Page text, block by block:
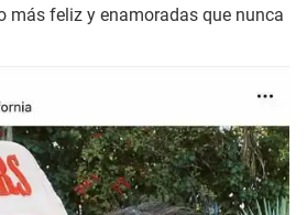
más feliz y enamoradas que nunca